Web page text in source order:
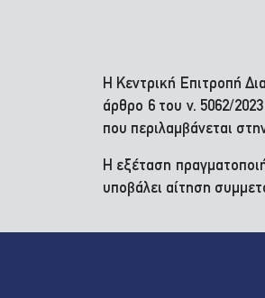
H Κεντρική Επιτροπή
άρθρο 6 του ν. 5062/
που περιλαμβάνεται
Η εξέταση
υποβάλει αίτηση